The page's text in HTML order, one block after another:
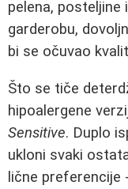
pelena, posteljine
garderobu,
bi se očuvao
Što se tiče
hipoalergene
Sensitive. Duplo
ukloni svaki
lične preferencije